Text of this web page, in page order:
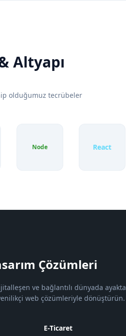
Altyapı
olduğumuz tecrübeler
Node React
Çözümleri
ve bağlantılı dünyada ayakta
web çözümleriyle dönüştürün.
E-Ticaret